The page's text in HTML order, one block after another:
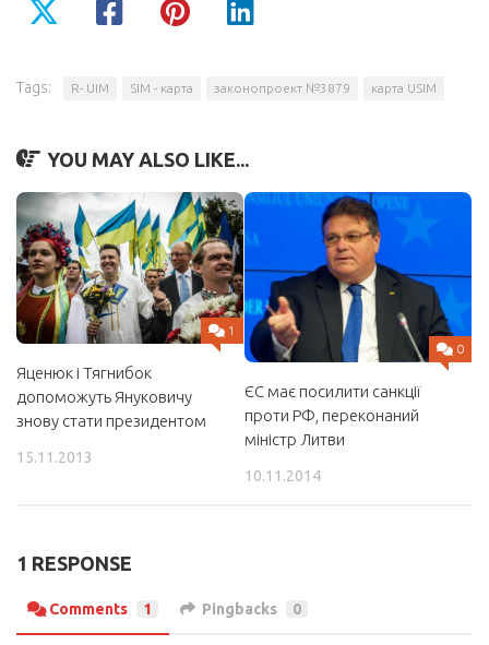
Tags: R- UIM SIM - карта законопроект №3879 карта USIM
YOU MAY ALSO LIKE...
1
Яценюк і Тягнибок
допоможуть Януковичу
знову стати президентом
15.11.2013
0
ЄС має посилити санкції
проти РФ, переконаний
міністр Литви
10.11.2014
1 RESPONSE
Comments 1 Pingbacks 0